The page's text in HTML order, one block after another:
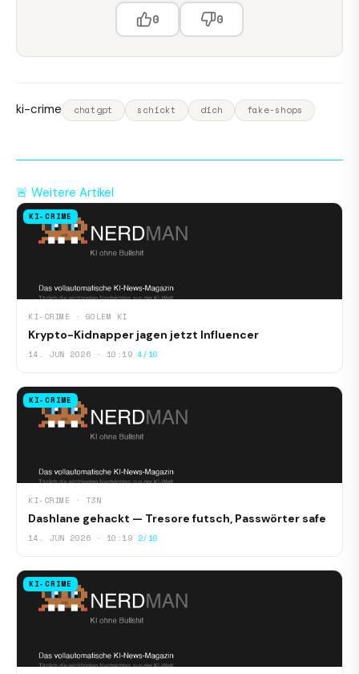
0 0
ki-crime chatgpt schickt dich fake-shops
🚨 Weitere Artikel
KI-CRIME
KI-CRIME · GOLEM KI
Krypto-Kidnapper jagen jetzt Influencer
14. JUN 2026 · 10:19 4/10
KI-CRIME
KI-CRIME · T3N
Dashlane gehackt — Tresore futsch, Passwörter safe
14. JUN 2026 · 10:19 2/10
KI-CRIME